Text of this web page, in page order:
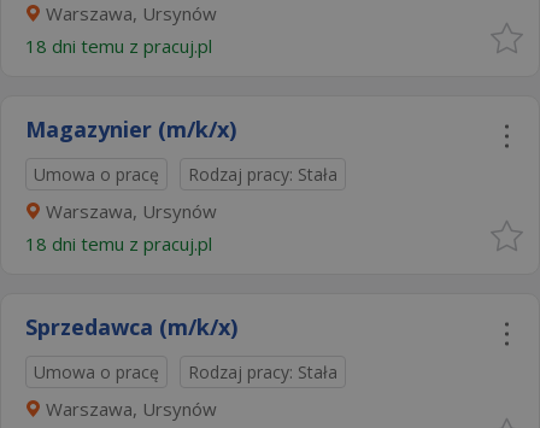
Warszawa, Ursynów
18 dni temu z pracuj.pl
Magazynier (m/k/x)
Umowa o pracę Rodzaj pracy: Stała
Warszawa, Ursynów
18 dni temu z pracuj.pl
Sprzedawca (m/k/x)
Umowa o pracę Rodzaj pracy: Stała
Warszawa, Ursynów